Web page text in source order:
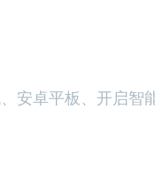
安卓平板、开启智